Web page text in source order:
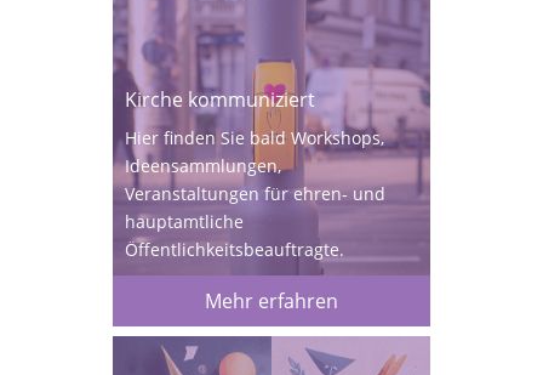
Kirche kommuniziert
Hier finden Sie bald Workshops,
Ideensammlungen,
Veranstaltungen für ehren- und
hauptamtliche
Öffentlichkeitsbeauftragte.
Mehr erfahren